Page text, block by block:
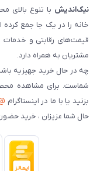
نیک‌اندیش با تنوع بالای
خانه را در یک جا جمع کرده
قیمت‌های رقابتی و خدمات
مشتریان به همراه دارد.
چه در حال خرید جهیزیه
شماست. برای مشاهده
بزنید یا با ما در اینستاگرام
حال شما عزیزان ، خرید